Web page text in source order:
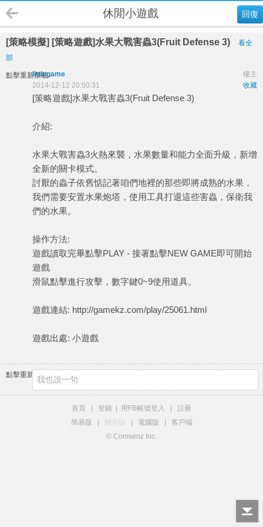
回復
休閒小遊戲
[策略模擬] [策略遊戲]水果大戰害蟲3(Fruit Defense 3)
看全
部
點擊重新加載 樓主
littlegame
收藏
2014-12-12 20:50:31
[策略遊戲]水果大戰害蟲3(Fruit Defense 3)
介紹:
水果大戰害蟲3火熱來襲，水果數量和能力全面升級，新增
全新的關卡模式。
討厭的蟲子依舊惦記著咱們地裡的那些即將成熟的水果，
我們需要安置水果炮塔，使用工具打退這些害蟲，保衛我
們的水果。
操作方法:
遊戲讀取完畢點擊PLAY - 接著點擊NEW GAME即可開始
遊戲
滑鼠點擊進行攻擊，數字鍵0~9使用道具。
遊戲連結: http://gamekz.com/play/25061.html
遊戲出處: 小遊戲
點擊重新加載
首頁 登錄 用FB帳號登入
註冊
簡易版
觸屏版 電腦版
客戶端
© Comsenz Inc.